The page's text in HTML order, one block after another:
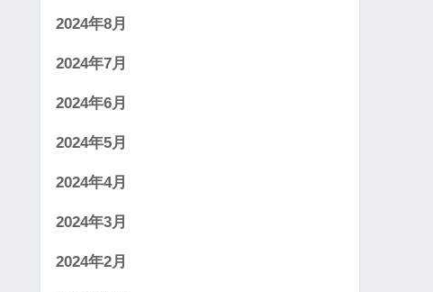
2024年8月
2024年7月
2024年6月
2024年5月
2024年4月
2024年3月
2024年2月